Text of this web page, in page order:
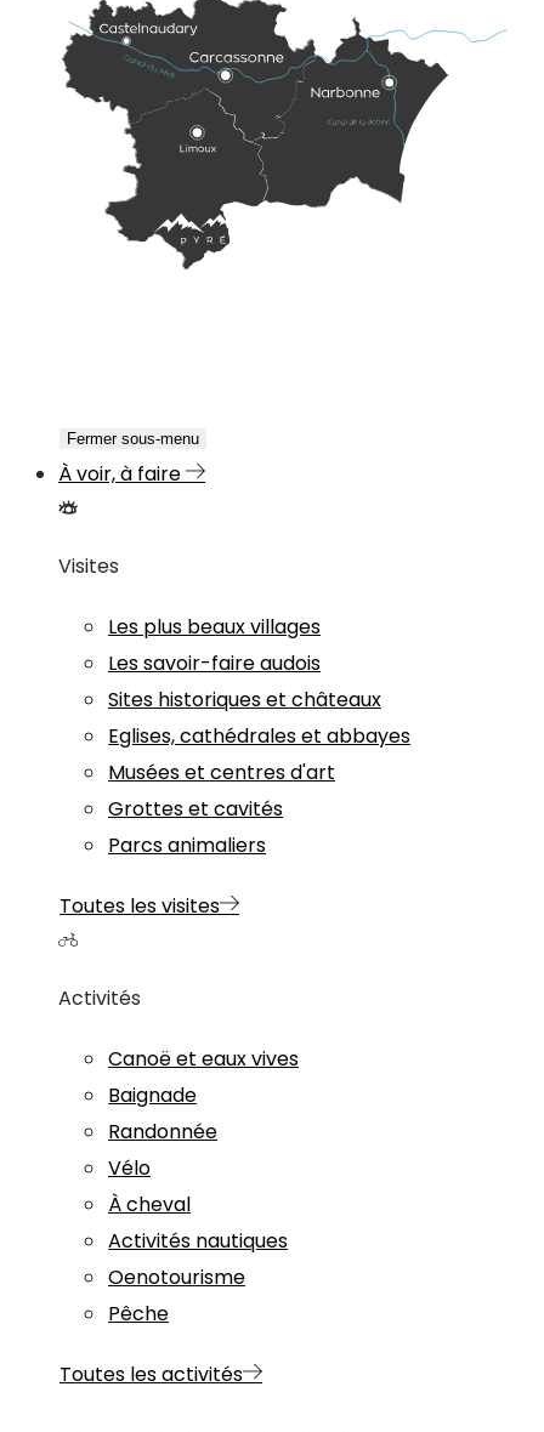
Fermer sous-menu
À voir, à faire
Visites
Les plus beaux villages
Les savoir-faire audois
Sites historiques et châteaux
Eglises, cathédrales et abbayes
Musées et centres d'art
Grottes et cavités
Parcs animaliers
Toutes les visites
Activités
Canoë et eaux vives
Baignade
Randonnée
Vélo
À cheval
Activités nautiques
Oenotourisme
Pêche
Toutes les activités